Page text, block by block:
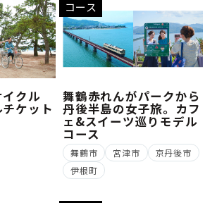
クル
チケット
コース
舞鶴赤れんがパークから
丹後半島の女子旅。カフ
ェ&スイーツ巡りモデル
コース
舞鶴市 宮津市
京丹後市
伊根町